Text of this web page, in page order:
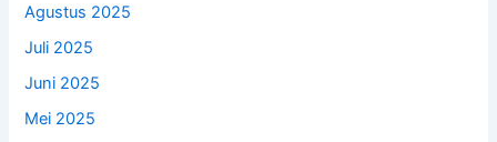
Agustus 2025
Juli 2025
Juni 2025
Mei 2025